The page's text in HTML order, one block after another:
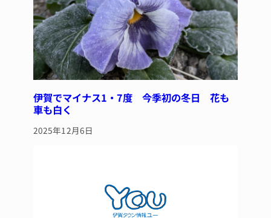
伊賀でマイナス1・7度 今季初の冬日 花も
車も白く
2025年12月6日